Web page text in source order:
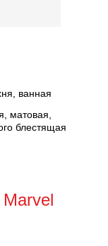
ванная
матовая,
блестящая
Marvel